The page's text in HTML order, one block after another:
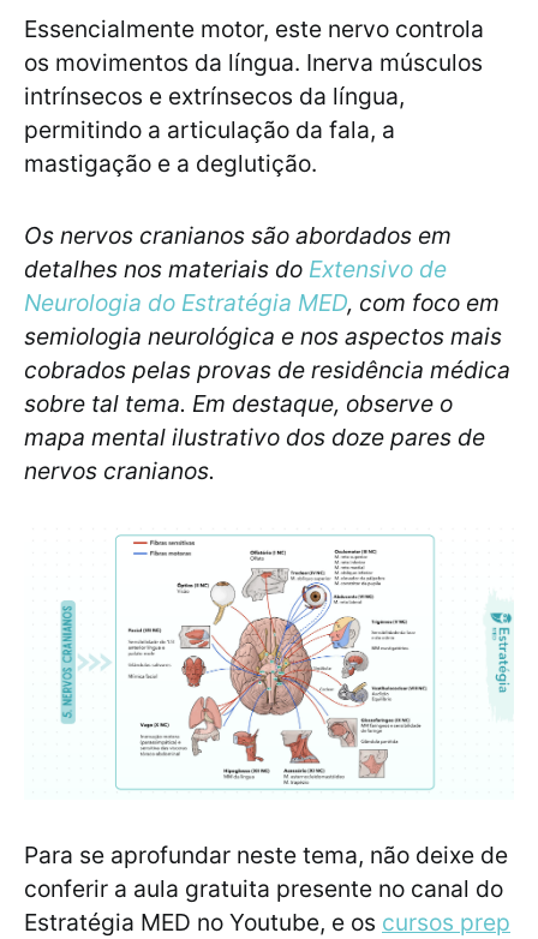
Essencialmente motor, este nervo controla
os movimentos da língua. Inerva músculos
intrínsecos e extrínsecos da língua,
permitindo a articulação da fala, a
mastigação e a deglutição.
Os nervos cranianos são abordados em
detalhes nos materiais do Extensivo de
Neurologia do Estratégia MED, com foco em
semiologia neurológica e nos aspectos mais
cobrados pelas provas de residência médica
sobre tal tema. Em destaque, observe o
mapa mental ilustrativo dos doze pares de
nervos cranianos.
Para se aprofundar neste tema, não deixe de
conferir a aula gratuita presente no canal do
Estratégia MED no Youtube, e os cursos prep